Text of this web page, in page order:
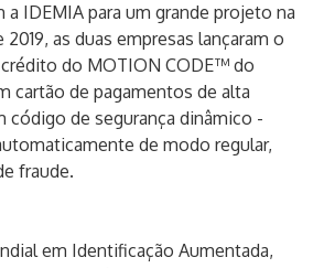
IDEMIA para um grande projeto na
as duas empresas lançaram o
do MOTION CODE™ do
cartão de pagamentos de alta
código de segurança dinâmico -
de modo regular,
fraude.
em Identificação Aumentada,